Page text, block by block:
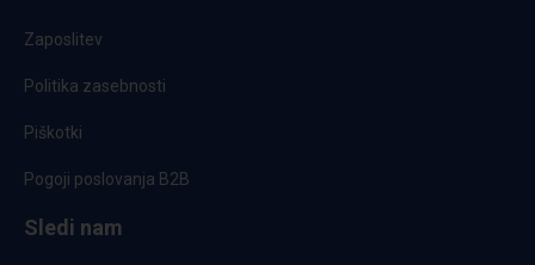
Zaposlitev
Politika zasebnosti
Piškotki
Pogoji poslovanja B2B
Sledi nam